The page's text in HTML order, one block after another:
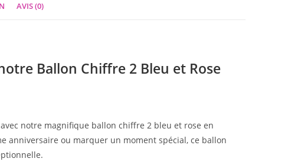
AVIS (0)
Ballon Chiffre 2 Bleu et Rose
notre magnifique ballon chiffre 2 bleu et rose en
anniversaire ou marquer un moment spécial, ce ballon